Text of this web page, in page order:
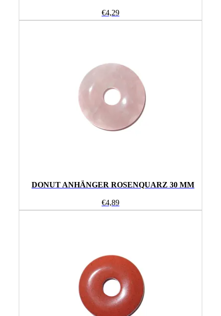
€4,29
DONUT ANHÄNGER ROSENQUARZ 30 MM
€4,89